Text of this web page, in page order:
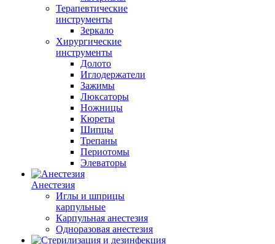
Терапевтические
инструменты
Зеркало
Хирургические
инструменты
Долото
Иглодержатели
Зажимы
Люксаторы
Ножницы
Кюреты
Шипцы
Трепаны
Периотомы
Элеваторы
Анестезия
Иглы и шприцы
карпульные
Карпульная анестезия
Одноразовая анестезия